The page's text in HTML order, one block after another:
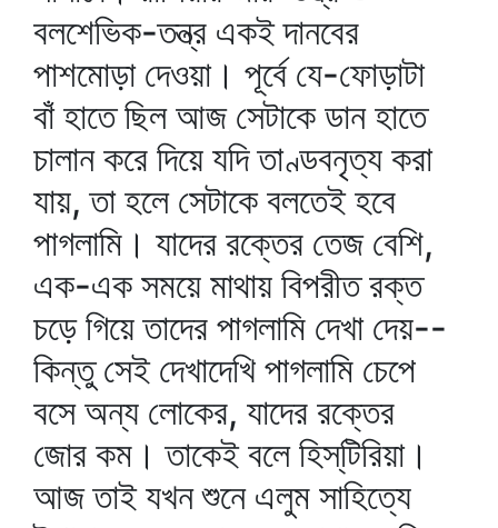
বলশেভিক-তন্ত্র একই দানবের
পাশমোড়া দেওয়া। পূর্বে যে-ফোড়াটা
বাঁ হাতে ছিল আজ সেটাকে ডান হাতে
চালান করে দিয়ে যদি তাণ্ডবনৃত্য করা
যায়, তা হলে সেটাকে বলতেই হবে
পাগলামি। যাদের রক্তের তেজ বেশি,
এক-এক সময়ে মাথায় বিপরীত রক্ত
চড়ে গিয়ে তাদের পাগলামি দেখা দেয়--
কিন্তু সেই দেখাদেখি পাগলামি চেপে
বসে অন্য লোকের, যাদের রক্তের
জোর কম। তাকেই বলে হিস্‌টিরিয়া।
আজ তাই যখন শুনে এলুম সাহিত্যে